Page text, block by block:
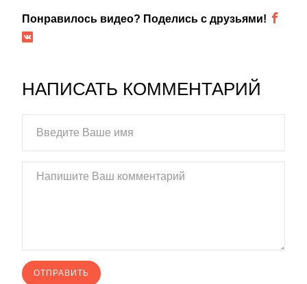
Понравилось видео? Поделись с друзьями!
НАПИСАТЬ КОММЕНТАРИЙ